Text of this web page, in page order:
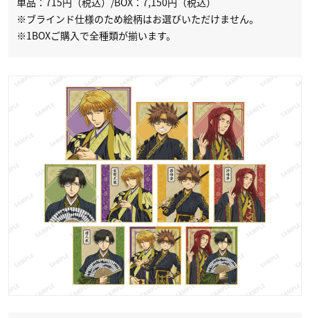
※ブラインド仕様のため絵柄はお選びいただけません。
※1BOXご購入で全種類が揃います。